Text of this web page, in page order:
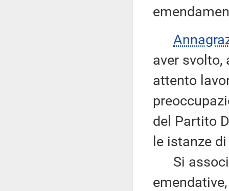
aver svolto,
attento
del Partito
le istanze
Si